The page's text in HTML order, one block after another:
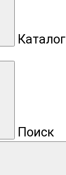
Каталог
Поиск